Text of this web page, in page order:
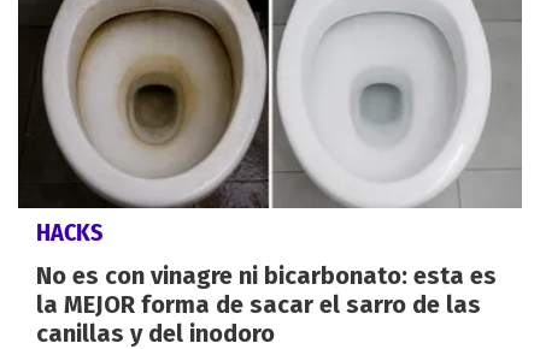
HACKS
No es con vinagre ni bicarbonato: esta es
la MEJOR forma de sacar el sarro de las
canillas y del inodoro